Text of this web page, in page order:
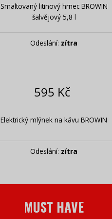
Smaltovaný litinový hrnec BROWIN
šalvějový 5,8 l
Odeslání: zítra
595 Kč
Elektrický mlýnek na kávu BROWIN
Odeslání: zítra
MUST HAVE